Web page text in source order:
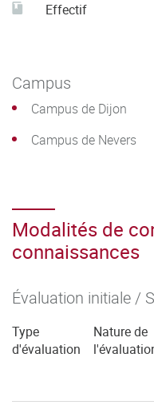
Effectif
Campus
Campus de Dijon
Campus de Nevers
Modalités de
connaissances
Évaluation initiale /
Type
d'évaluation
Nature de